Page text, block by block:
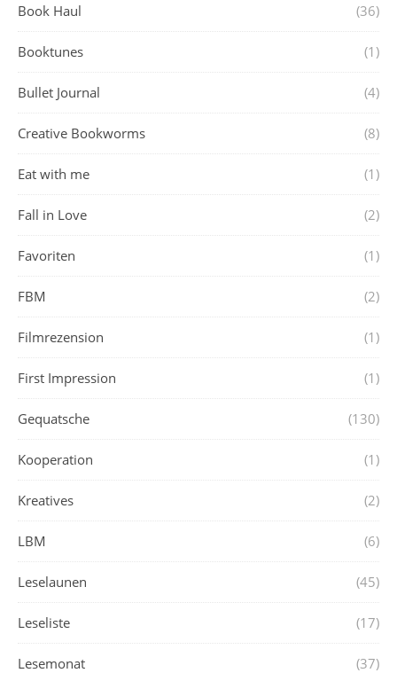
Book Haul (36)
Booktunes (1)
Bullet Journal (4)
Creative Bookworms (8)
Eat with me (1)
Fall in Love (2)
Favoriten (1)
FBM (2)
Filmrezension (1)
First Impression (1)
Gequatsche (130)
Kooperation (1)
Kreatives (2)
LBM (6)
Leselaunen (45)
Leseliste (17)
Lesemonat (37)